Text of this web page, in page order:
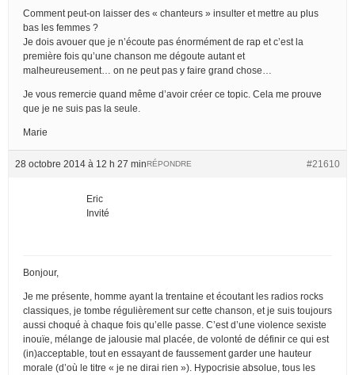
Comment peut-on laisser des « chanteurs » insulter et mettre au plus
bas les femmes ?
Je dois avouer que je n’écoute pas énormément de rap et c’est la
première fois qu’une chanson me dégoute autant et
malheureusement… on ne peut pas y faire grand chose…
Je vous remercie quand même d’avoir créer ce topic. Cela me prouve
que je ne suis pas la seule.
Marie
28 octobre 2014 à 12 h 27 min #21610
RÉPONDRE
Eric
Invité
Bonjour,
Je me présente, homme ayant la trentaine et écoutant les radios rocks
classiques, je tombe régulièrement sur cette chanson, et je suis toujours
aussi choqué à chaque fois qu’elle passe. C’est d’une violence sexiste
inouïe, mélange de jalousie mal placée, de volonté de définir ce qui est
(in)acceptable, tout en essayant de faussement garder une hauteur
morale (d’où le titre « je ne dirai rien »). Hypocrisie absolue, tous les